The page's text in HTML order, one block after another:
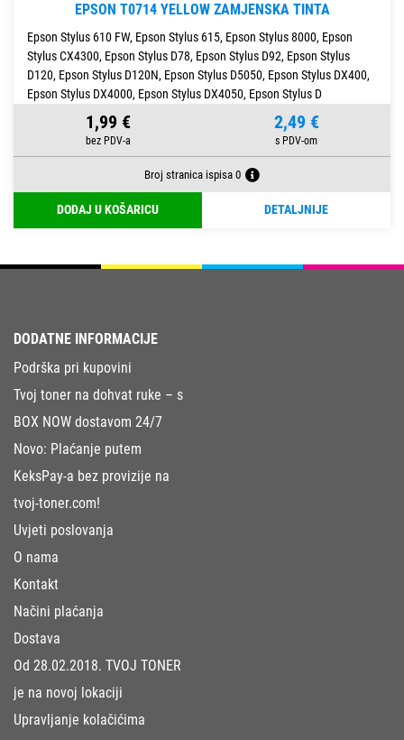
EPSON T0714 YELLOW ZAMJENSKA TINTA
Epson Stylus 610 FW, Epson Stylus 615, Epson Stylus 8000, Epson
Stylus CX4300, Epson Stylus D78, Epson Stylus D92, Epson Stylus
D120, Epson Stylus D120N, Epson Stylus D5050, Epson Stylus DX400,
Epson Stylus DX4000, Epson Stylus DX4050, Epson Stylus D
1,99 € 2,49 €
Broj stranica ispisa 0
DODAJ U KOŠARICU DETALJNIJE
DODATNE INFORMACIJE
Podrška pri kupovini
Tvoj toner na dohvat ruke – s
BOX NOW dostavom 24/7
Novo: Plaćanje putem
KeksPay-a bez provizije na
tvoj-toner.com!
Uvjeti poslovanja
O nama
Kontakt
Načini plaćanja
Dostava
Od 28.02.2018. TVOJ TONER
je na novoj lokaciji
Upravljanje kolačićima